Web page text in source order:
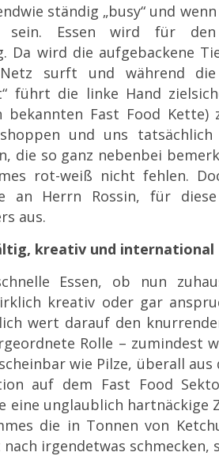
ständig „busy“ und
Essen wird für den
Da wird die aufgebackene
etz surft und während
führt die linke Hand
bekannten Fast Food
und uns
die so ganz nebenbei
rot-weiß nicht fehlen.
an Herrn Rossin, für
aus.
g, kreativ und international
Essen, ob nun
kreativ oder gar
wert darauf den
Rolle – zumindest
wie Pilze, überall
auf dem Fast Food
eine unglaublich hartnäckige
die in Tonnen von
irgendetwas schmecken,